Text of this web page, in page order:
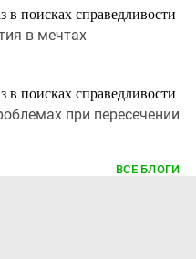
в поисках справедливости
в мечтах
в поисках справедливости
при пересечении
ВСЕ БЛОГИ